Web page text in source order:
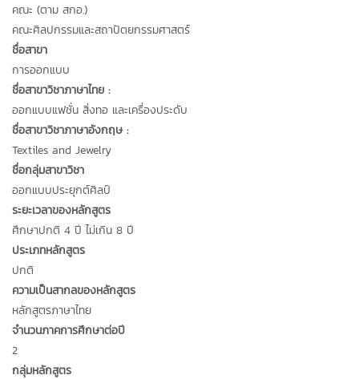
คณะ (ตาม สกอ.)
คณะศิลปกรรมและสถาปัตยกรรมศาสตร์
ชื่อสาขา
การออกแบบ
ชื่อสาขาวิชาภาษาไทย :
ออกแบบแฟชั่น สิ่งทอ และเครื่องประดับ
ชื่อสาขาวิชาภาษาอังกฤษ :
Textiles and Jewelry
ชื่อกลุ่มสาขาวิชา
ออกแบบประยุกต์ศิลป์
ระยะเวลาของหลักสูตร
ศึกษาปกติ 4 ปี ไม่เกิน 8 ปี
ประเภทหลักสูตร
ปกติ
ความเป็นสากลของหลักสูตร
หลักสูตรภาษาไทย
จำนวนภาคการศึกษาต่อปี
2
กลุ่มหลักสูตร